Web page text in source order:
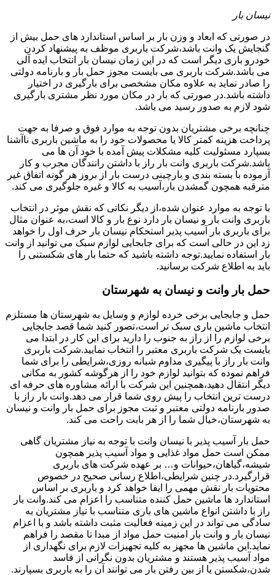
نیسان بار
در صورتی که ابعاد و وزن بار بر اساس استاندارد های حمل بیش از
گنجایش یک وانت باشد،شرکت باربری موظف به پیشنهاد کردن
خودرو باری دیگر است که در این زمان نیسان بار انتخاب ایده آلی
می باشد.شرکت باربری می بایست مجوز حمل بار و بارنامه دولتی
را صادر نماید به علاوه مکان مشخصی برای بارگیری در اختیار
داشته باشد.در صورتی که بار در مکان مورد نظر مشتری بارگیری
شود لازم به صدور رسید می باشد.
چنانچه برخی مشتریان بدون توجه به موارد فوق و صرفا به جهت
پرداخت هزینه کمتر کالا یا محصولات خود را به ماشین باربری ناآشنا
بسپارد مسئولیت کلیه مشکلات پیش آمده با خود آن ها می
باشد.شرکت باربری وانت بار راز با داشتن رانندگان مجرب و کار
آزموده با بسته بندی و بارچینی درست بار از بروز هر گونه اتفاق غیر
مترقبه همچون گمشدن بار،آسیب به کالا و غیره جلوگیری می کند.
با توجه به موارد عنوان شده،از دیگر نکاتی که نقش موثر در انتخاب
باربری وانت بار و نیسان بار دارد نوع بار و کالا است،به عنوان مثال
برای باربری بار آسیب پذیر استحکام نیسان بار حرف اول را خواهد
زد این در حالی است که برای جابجایی لوازم سبک می توانید از وانت
بار استفاده نمایید.توجه داشته باشید که حتما بار های شکستنی را
باید به اطلاع شرکت برسانید.
حمل بار وانت و نیسان به شهرستان
حمل و جابجایی برخی خرده لوازم و وسایل به شهرستان ها مستلزم
انتخاب ماشین باری سبک تر است،تصور کنید شما قصد جابجایی
برخی لوازم را از راز به جنوب را دارید برای این کار در ابتدا می
بایست یک شرکت باربری معتبر را انتخاب نمایید.شرکت باربری
وانت بار راز با پیگیری مداوم شبانه روزی،شرایطی را برای شما
فراهم نموده که بتوانید لوازم خود را از هرگوشه کشور به مکانی
دیگر انتقال دهید،همچنین این شرکت با ارائه مشاوره های حرفه ای
درست ترین انتخاب را پیش روی شما قرار می دهد.وانت بار راز با
صدور بارنامه دولتی معتبر و ثبت مجوز برای حمل بار وانت و نیسان
به شهرستان،خیال شما را از هر بابت راحت می کند.
حمل بار آسیب پذیر با نیسان وانت با توجه به نیاز مشتریان گاهی
ممکن است حمل مواد غذایی و مواد آسیب پذیر همچون
شیشه،گیاهان،حیوانات و… بر عهده شرکت های باربری
قرارگیرد.در چنین شرایطی،اطلاع رسانی صحیح در خصوص
محتویات بار نقش مهمی را ایفا خواهد کرد و باربری بر اساس
استاندارد ها ماشین حمل کننده متناسب را اعزام می کند.وانت بار
راز با داشتن انواع ماشین های باری متناسب با نیاز مشتریان به
سادگی می تواند در این زمینه فعالیت مثبت داشته باشد و با اعزام
نیسان بار و وانت بار امنیت حمل مواد از مبدا تا مقصد را فراهم
نماید.این ماشین ها مجهز به کلیه تجهیزات لازم برای نگهداری از
مواد آسیب پذیر هستند و مشتریان بدون نگرانی از فاسد
شدن،شکستن یا از بین رفتن بار می توانند آن را به باربری بسپارند.